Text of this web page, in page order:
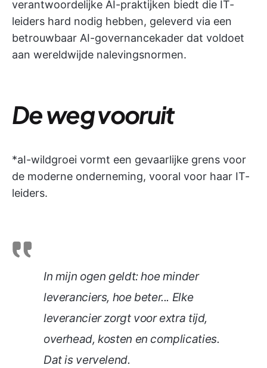
verantwoordelijke AI-praktijken biedt die IT-
leiders hard nodig hebben, geleverd via een
betrouwbaar AI-governancekader dat voldoet
aan wereldwijde nalevingsnormen.
De weg vooruit
*aI-wildgroei vormt een gevaarlijke grens voor
de moderne onderneming, vooral voor haar IT-
leiders.
In mijn ogen geldt: hoe minder
leveranciers, hoe beter... Elke
leverancier zorgt voor extra tijd,
overhead, kosten en complicaties.
Dat is vervelend.